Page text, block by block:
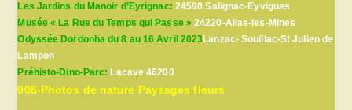
Les Jardins du Manoir d’Eyrignac: 24590 Salignac-Eyvigues
Musée « La Rue du Temps qui Passe » 24220-Allas-les-Mines
Odyssée Dordonha du 8 au 16 Avril 2023Lanzac- Souillac-St Julien de
Lampon
Préhisto-Dino-Parc: Lacave 46200
006-Photos de nature Paysages fleurs